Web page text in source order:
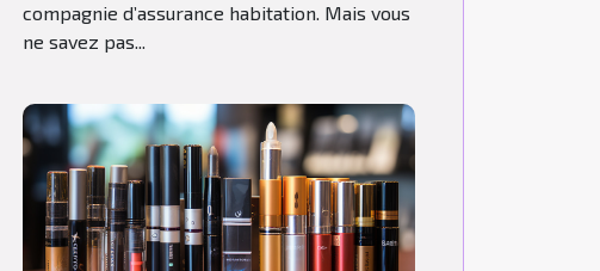
compagnie d’assurance habitation. Mais vous
ne savez pas...